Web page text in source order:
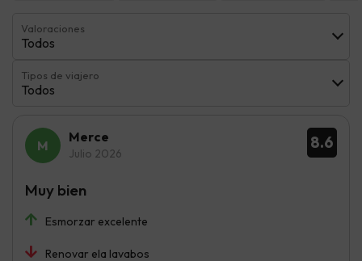
Valoraciones
Todos
Tipos de viajero
Todos
8.6
Merce
Julio 2026
Esmorzar excelente
Renovar ela lavabos
Muy bien